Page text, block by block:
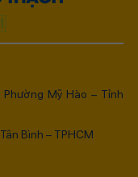
Mỹ Hào – Tỉnh
Bình – TPHCM